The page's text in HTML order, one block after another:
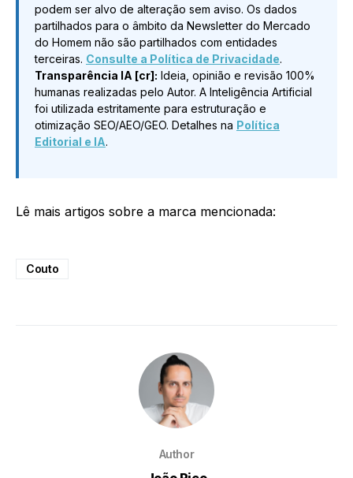
podem ser alvo de alteração sem aviso. Os dados
partilhados para o âmbito da Newsletter do Mercado
do Homem não são partilhados com entidades
terceiras. Consulte a Política de Privacidade.
Transparência IA [cr]: Ideia, opinião e revisão 100%
humanas realizadas pelo Autor. A Inteligência Artificial
foi utilizada estritamente para estruturação e
otimização SEO/AEO/GEO. Detalhes na Política
Editorial e IA.
Lê mais artigos sobre a marca mencionada:
Couto
Author